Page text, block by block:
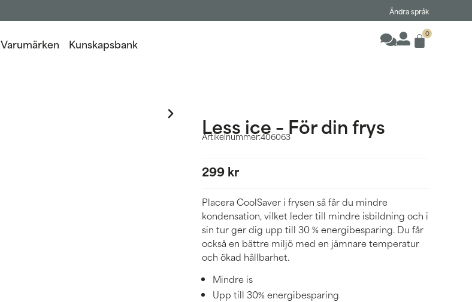
Ändra språk
Varumärken Kunskapsbank
0
Less ice – För din frys
Artikelnummer:406063
299kr
Placera CoolSaver i frysen så får du mindre
kondensation, vilket leder till mindre isbildning och i
sin tur ger dig upp till 30 % energibesparing. Du får
också en bättre miljö med en jämnare temperatur
och ökad hållbarhet.
Mindre is
Upp till 30% energibesparing